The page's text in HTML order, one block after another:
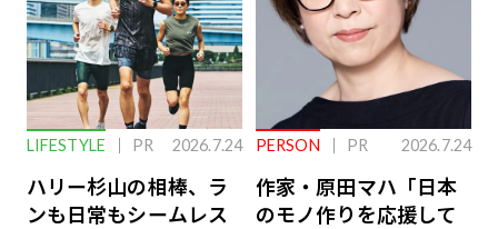
LIFESTYLE PR 2026.7.24
ハリー杉山の相棒、ラ
ンも日常もシームレス
PERSON PR 2026.7.24
作家・原田マハ「日本
のモノ作りを応援して